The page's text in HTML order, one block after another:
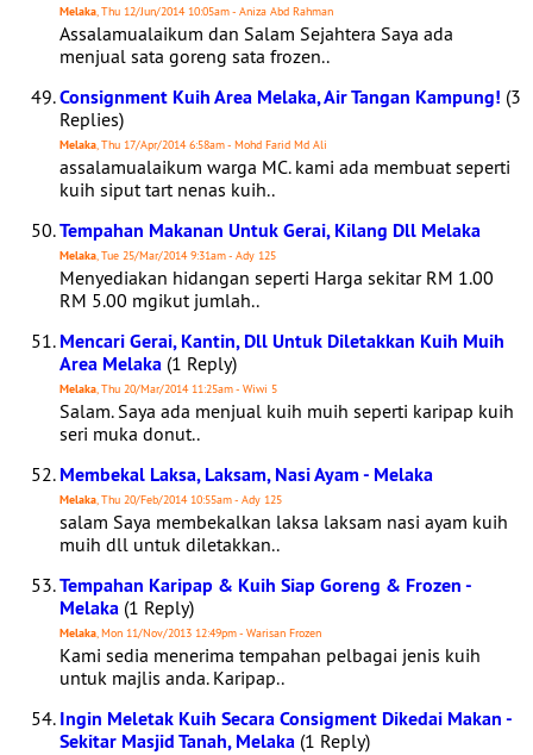
Melaka, Thu 12/Jun/2014 10:05am - Aniza Abd Rahman
Assalamualaikum dan Salam Sejahtera Saya ada
menjual sata goreng sata frozen..
Consignment Kuih Area Melaka, Air Tangan Kampung! (3
Replies)
Melaka, Thu 17/Apr/2014 6:58am - Mohd Farid Md Ali
assalamualaikum warga MC. kami ada membuat seperti
kuih siput tart nenas kuih..
Tempahan Makanan Untuk Gerai, Kilang Dll Melaka
Melaka, Tue 25/Mar/2014 9:31am - Ady 125
Menyediakan hidangan seperti Harga sekitar RM 1.00
RM 5.00 mgikut jumlah..
Mencari Gerai, Kantin, Dll Untuk Diletakkan Kuih Muih
Area Melaka (1 Reply)
Melaka, Thu 20/Mar/2014 11:25am - Wiwi 5
Salam. Saya ada menjual kuih muih seperti karipap kuih
seri muka donut..
Membekal Laksa, Laksam, Nasi Ayam - Melaka
Melaka, Thu 20/Feb/2014 10:55am - Ady 125
salam Saya membekalkan laksa laksam nasi ayam kuih
muih dll untuk diletakkan..
Tempahan Karipap & Kuih Siap Goreng & Frozen -
Melaka (1 Reply)
Melaka, Mon 11/Nov/2013 12:49pm - Warisan Frozen
Kami sedia menerima tempahan pelbagai jenis kuih
untuk majlis anda. Karipap..
Ingin Meletak Kuih Secara Consigment Dikedai Makan -
Sekitar Masjid Tanah, Melaka (1 Reply)